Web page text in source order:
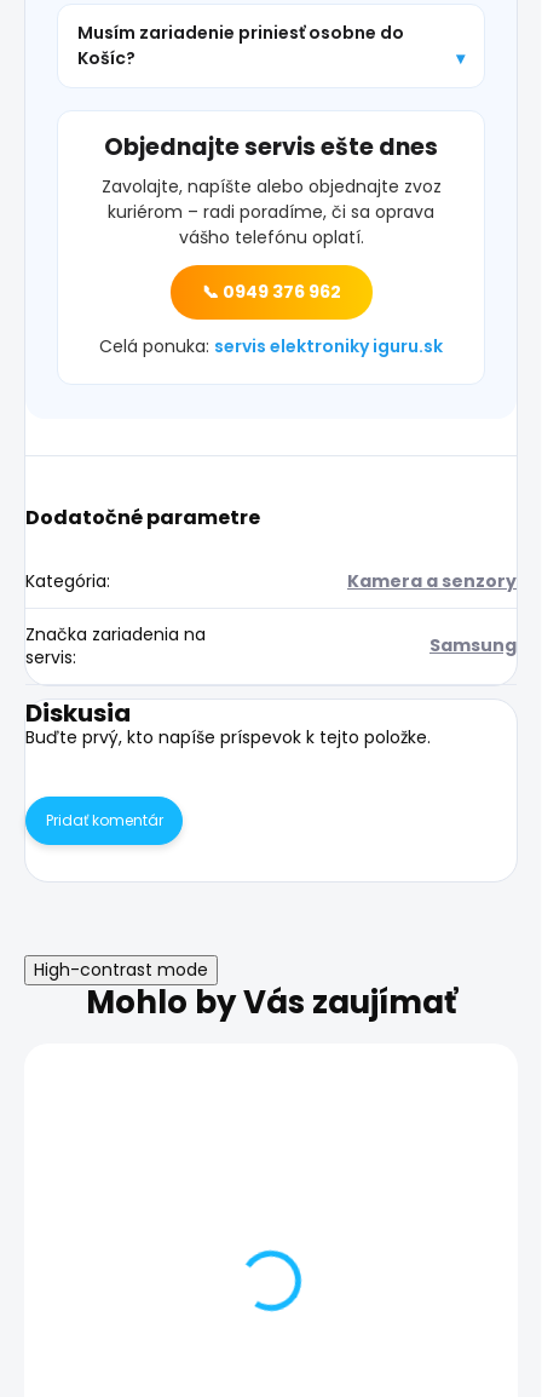
Musím zariadenie priniesť osobne do
Košíc?
Objednajte servis ešte dnes
Zavolajte, napíšte alebo objednajte zvoz
kuriérom – radi poradíme, či sa oprava
vášho telefónu oplatí.
📞 0949 376 962
Celá ponuka: servis elektroniky iguru.sk
Dodatočné parametre
Kategória: Kamera a senzory
Značka zariadenia na
servis: Samsung
Diskusia
Buďte prvý, kto napíše príspevok k tejto položke.
Pridať komentár
High-contrast mode
Mohlo by Vás zaujímať